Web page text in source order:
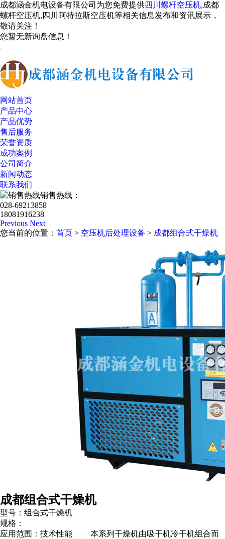
成都涵金机电设备有限公司为您免费提供四川螺杆空压机,成都
螺杆空压机,四川阿特拉斯空压机等相关信息发布和资讯展示，
敬请关注！
您暂无新询盘信息！
网站首页
产品中心
产品优势
售后服务
荣誉资质
成功案例
公司简介
新闻动态
联系我们
销售热线：
028-69213858
18081916238
Previous Next
您当前的位置： 首页 > 空压机后处理设备 > 成都组合式干燥机
成都组合式干燥机
型号：组合式干燥机
规格：
应用范围：技术性能 本系列干燥机由吸干机冷干机组合而